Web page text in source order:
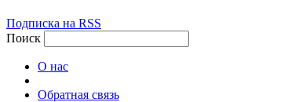
Подписка на RSS
Поиск
О нас
Обратная связь